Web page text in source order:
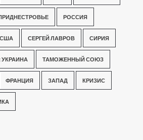
РОССИЯ
США СЕРГЕЙ ЛАВРОВ СИРИЯ
ТАМОЖЕННЫЙ СОЮЗ
ФРАНЦИЯ ЗАПАД КРИЗИС